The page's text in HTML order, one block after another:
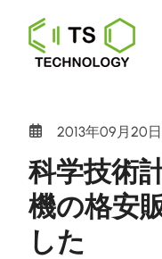
2013年09月20
科学技術
機の格安
した